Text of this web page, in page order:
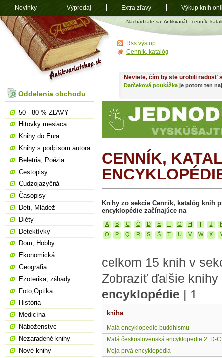
Antikvariát
shop.sk
Nachádzate sa: Antikvariát - cenník,
CENNÍK,
Knihy zo sekcie Cenník, katalóg knih
encyklopédie začínajúce na
A B C Č D E F G H J
O
P Q R S Š T U V W X
celkom 15 knih v
Zobraziť ďalšie
encyklopédie | 1
kniha
Malá encyklopedie buddhismu
Malá československá encyklopedie 2. D-
Moja prvá encyklopédia
Neviete, čím by ste urobili radosť
Darčeková poukážka je potom ten
Oddelenia obchodu
50 - 80 % ZĽAVY
Hitovky mesiaca
Knihy do Eura
Knihy s podpisom autora
Beletria, Poézia
Cestopisy
Cudzojazyčná
Časopisy
Deti, Mládež
Diéty
Detektívky
Dom, Hobby
Ekonomická
Geografia
Ezoterika, záhady
Foto,Optika
História
Medicína
Náboženstvo
Nezaradené knihy
Nové knihy
Rss výstup
Cenník, katalóg
Novinky Výpredaj Extra zľavy Výkup kníh